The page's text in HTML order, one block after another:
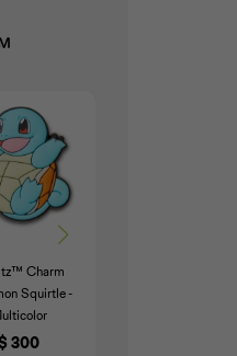
Charm
Squirtle -
300